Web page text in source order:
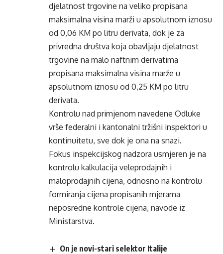
djelatnost trgovine na veliko propisana
maksimalna visina marži u apsolutnom iznosu
od 0,06 KM po litru derivata, dok je za
privredna društva koja obavljaju djelatnost
trgovine na malo naftnim derivatima
propisana maksimalna visina marže u
apsolutnom iznosu od 0,25 KM po litru
derivata.
Kontrolu nad primjenom navedene Odluke
vrše federalni i kantonalni tržišni inspektori u
kontinuitetu, sve dok je ona na snazi.
Fokus inspekcijskog nadzora usmjeren je na
kontrolu kalkulacija veleprodajnih i
maloprodajnih cijena, odnosno na kontrolu
formiranja cijena propisanih mjerama
neposredne kontrole cijena, navode iz
Ministarstva.
On je novi-stari selektor Italije